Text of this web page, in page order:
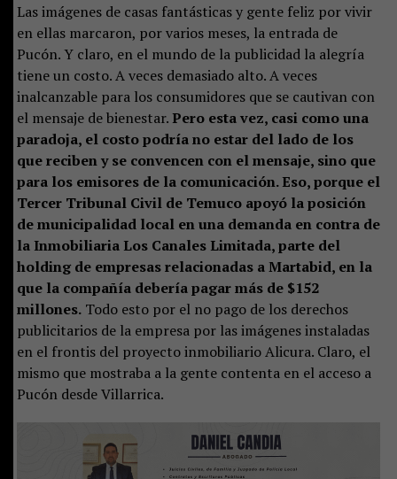
Las imágenes de casas fantásticas y gente feliz por vivir
en ellas marcaron, por varios meses, la entrada de
Pucón. Y claro, en el mundo de la publicidad la alegría
tiene un costo. A veces demasiado alto. A veces
inalcanzable para los consumidores que se cautivan con
el mensaje de bienestar. Pero esta vez, casi como una
paradoja, el costo podría no estar del lado de los
que reciben y se convencen con el mensaje, sino que
para los emisores de la comunicación. Eso, porque el
Tercer Tribunal Civil de Temuco apoyó la posición
de municipalidad local en una demanda en contra de
la Inmobiliaria Los Canales Limitada, parte del
holding de empresas relacionadas a Martabid, en la
que la compañía debería pagar más de $152
millones.Todo esto por el no pago de los derechos
publicitarios de la empresa por las imágenes instaladas
en el frontis del proyecto inmobiliario Alicura. Claro, el
mismo que mostraba a la gente contenta en el acceso a
Pucón desde Villarrica.